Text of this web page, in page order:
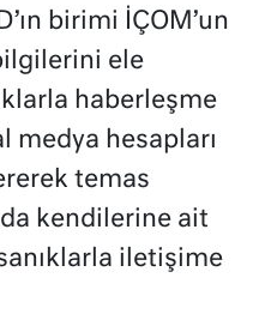
birimi İÇOM’un
ele
haberleşme
medya hesapları
temas
da kendilerine ait
iletişime